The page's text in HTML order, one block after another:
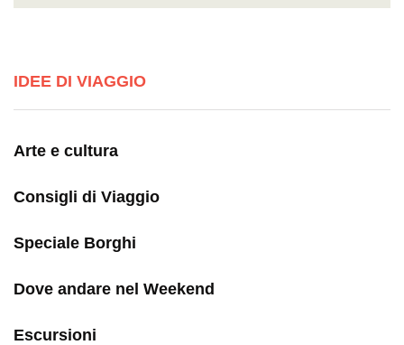
IDEE DI VIAGGIO
Arte e cultura
Consigli di Viaggio
Speciale Borghi
Dove andare nel Weekend
Escursioni